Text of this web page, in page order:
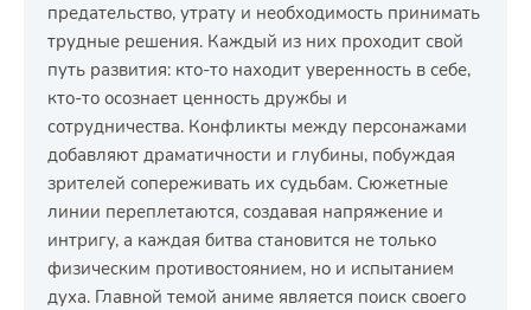
предательство, утрату и необходимость принимать
трудные решения. Каждый из них проходит свой
путь развития: кто-то находит уверенность в себе,
кто-то осознает ценность дружбы и
сотрудничества. Конфликты между персонажами
добавляют драматичности и глубины, побуждая
зрителей сопереживать их судьбам. Сюжетные
линии переплетаются, создавая напряжение и
интригу, а каждая битва становится не только
физическим противостоянием, но и испытанием
духа. Главной темой аниме является поиск своего